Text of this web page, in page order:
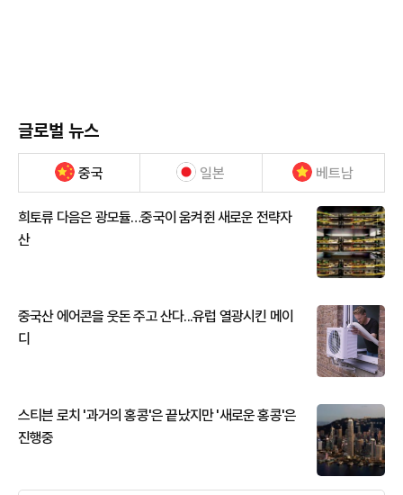
글로벌 뉴스
중국 일본 베트남
희토류 다음은 광모듈…중국이 움켜쥔 새로운 전략자
산
중국산 에어콘을 웃돈 주고 산다...유럽 열광시킨 메이
디
스티븐 로치 '과거의 홍콩'은 끝났지만 '새로운 홍콩'은
진행중